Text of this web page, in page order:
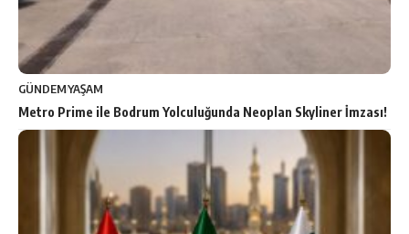
GÜNDEMYAŞAM
Metro Prime ile Bodrum Yolculuğunda Neoplan Skyliner İmzası!